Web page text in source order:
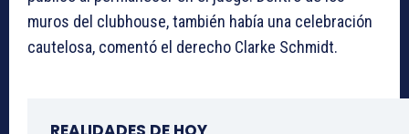
muros del clubhouse, también había una celebración
cautelosa, comentó el derecho Clarke Schmidt.